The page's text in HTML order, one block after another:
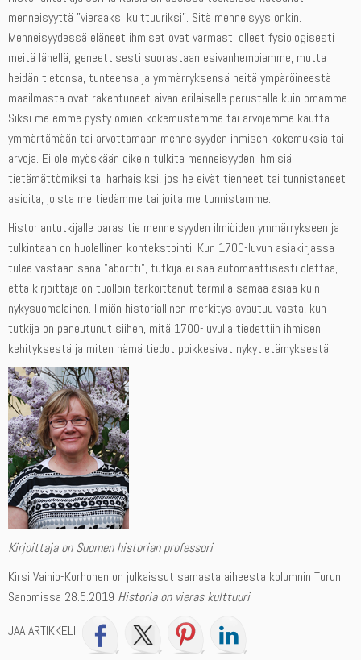
menneisyyttä ”vieraaksi kulttuuriksi”. Sitä menneisyys onkin.
Menneisyydessä eläneet ihmiset ovat varmasti olleet fysiologisesti
meitä lähellä, geneettisesti suorastaan esivanhempiamme, mutta
heidän tietonsa, tunteensa ja ymmärryksensä heitä ympäröineestä
maailmasta ovat rakentuneet aivan erilaiselle perustalle kuin omamme.
Siksi me emme pysty omien kokemustemme tai arvojemme kautta
ymmärtämään tai arvottamaan menneisyyden ihmisen kokemuksia tai
arvoja. Ei ole myöskään oikein tulkita menneisyyden ihmisiä
tietämättömiksi tai harhaisiksi, jos he eivät tienneet tai tunnistaneet
asioita, joista me tiedämme tai joita me tunnistamme.
Historiantutkijalle paras tie menneisyyden ilmiöiden ymmärrykseen ja
tulkintaan on huolellinen kontekstointi. Kun 1700-luvun asiakirjassa
tulee vastaan sana ”abortti”, tutkija ei saa automaattisesti olettaa,
että kirjoittaja on tuolloin tarkoittanut termillä samaa asiaa kuin
nykysuomalainen. Ilmiön historiallinen merkitys avautuu vasta, kun
tutkija on paneutunut siihen, mitä 1700-luvulla tiedettiin ihmisen
kehityksestä ja miten nämä tiedot poikkesivat nykytietämyksestä.
Kirjoittaja on Suomen historian professori
Kirsi Vainio-Korhonen on julkaissut samasta aiheesta kolumnin Turun
Sanomissa 28.5.2019 Historia on vieras kulttuuri.
JAA ARTIKKELI: